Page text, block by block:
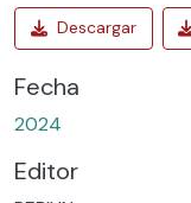
Fecha
2024
Editor